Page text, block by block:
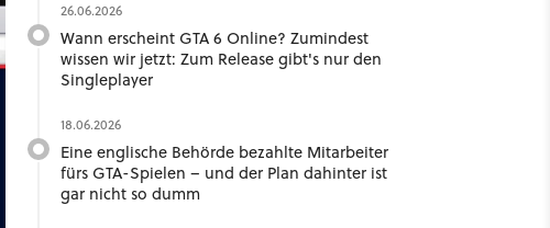
26.06.2026
Wann erscheint GTA 6 Online? Zumindest
wissen wir jetzt: Zum Release gibt's nur den
Singleplayer
18.06.2026
Eine englische Behörde bezahlte Mitarbeiter
fürs GTA-Spielen – und der Plan dahinter ist
gar nicht so dumm